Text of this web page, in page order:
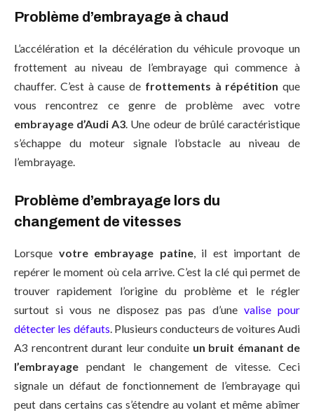
Problème d’embrayage à chaud
L’accélération et la décélération du véhicule provoque un
frottement au niveau de l’embrayage qui commence à
chauffer. C’est à cause de frottements à répétition que
vous rencontrez ce genre de problème avec votre
embrayage d’Audi A3 . Une odeur de brûlé caractéristique
s’échappe du moteur signale l’obstacle au niveau de
l’embrayage.
Problème d’embrayage lors du
changement de vitesses
Lorsque votre embrayage patine, il est important de
repérer le moment où cela arrive. C’est la clé qui permet de
trouver rapidement l’origine du problème et le régler
surtout si vous ne disposez pas pas d’une valise pour
détecter les défauts . Plusieurs conducteurs de voitures Audi
A3 rencontrent durant leur conduite un bruit émanant de
l’embrayage pendant le changement de vitesse. Ceci
signale un défaut de fonctionnement de l’embrayage qui
peut dans certains cas s’étendre au volant et même abîmer